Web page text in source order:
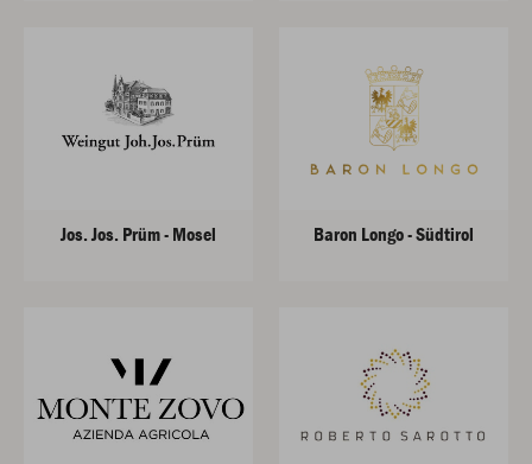
Jos. Jos. Prüm - Mosel Baron Longo - Südtirol